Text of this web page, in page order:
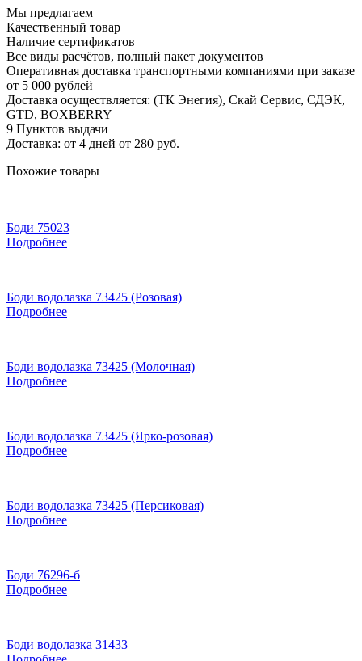
Мы предлагаем
Качественный товар
Наличие сертификатов
Все виды расчётов, полный пакет документов
Оперативная доставка транспортными компаниями при заказе
от 5 000 рублей
Доставка осуществляется: (ТК Энегия), Скай Сервис, СДЭК,
GTD, BOXBERRY
9 Пунктов выдачи
Доставка: от 4 дней от 280 руб.
Похожие товары
Боди 75023
Подробнее
Боди водолазка 73425 (Розовая)
Подробнее
Боди водолазка 73425 (Молочная)
Подробнее
Боди водолазка 73425 (Ярко-розовая)
Подробнее
Боди водолазка 73425 (Персиковая)
Подробнее
Боди 76296-б
Подробнее
Боди водолазка 31433